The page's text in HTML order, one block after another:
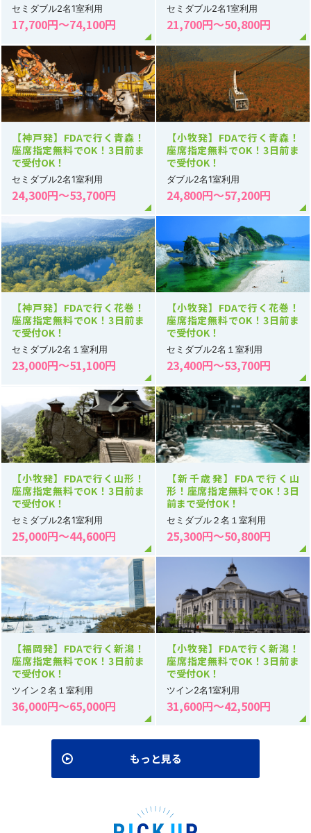
セミダブル2名1室利用
17,700円～74,100円
セミダブル2名1室利用
21,700円～50,800円
【神戸発】FDAで行く青森！
座席指定無料でOK！3日前ま
で受付OK！
セミダブル2名1室利用
24,300円～53,700円
【小牧発】FDAで行く青森！
座席指定無料でOK！3日前ま
で受付OK！
ダブル2名1室利用
24,800円～57,200円
【神戸発】FDAで行く花巻！
座席指定無料でOK！3日前ま
で受付OK！
セミダブル2名１室利用
23,000円～51,100円
【小牧発】FDAで行く花巻！
座席指定無料でOK！3日前ま
で受付OK！
セミダブル2名１室利用
23,400円～53,700円
【小牧発】FDAで行く山形！
座席指定無料でOK！3日前ま
で受付OK！
セミダブル2名1室利用
25,000円～44,600円
【新千歳発】FDAで行く山
形！座席指定無料でOK！3日
前まで受付OK！
セミダブル２名１室利用
25,300円～50,800円
【福岡発】FDAで行く新潟！
座席指定無料でOK！3日前ま
で受付OK！
ツイン２名１室利用
36,000円～65,000円
【小牧発】FDAで行く新潟！
座席指定無料でOK！3日前ま
で受付OK！
ツイン2名1室利用
31,600円～42,500円
もっと見る